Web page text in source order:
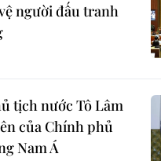
người đấu tranh
tịch nước Tô Lâm
của Chính phủ
Nam Á